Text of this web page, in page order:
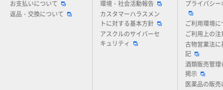
お支払いについて
返品・交換について
環境・社会活動報告
カスタマーハラスメン
トに対する基本方針
アスクルのサイバーセ
キュリティ
プライバシー
ご利用環境に
ご利用上の注
古物営業法に
記
酒類販売管理
掲示
医薬品の販売